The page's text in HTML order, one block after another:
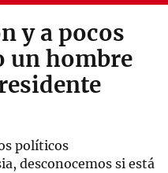
y a pocos
un hombre
políticos
desconocemos si está